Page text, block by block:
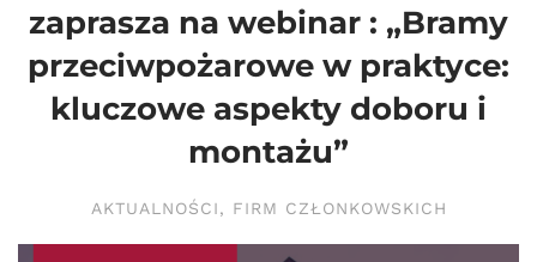
zaprasza na webinar : „Bramy
przeciwpożarowe w praktyce:
kluczowe aspekty doboru i
montażu”
AKTUALNOŚCI, FIRM CZŁONKOWSKICH